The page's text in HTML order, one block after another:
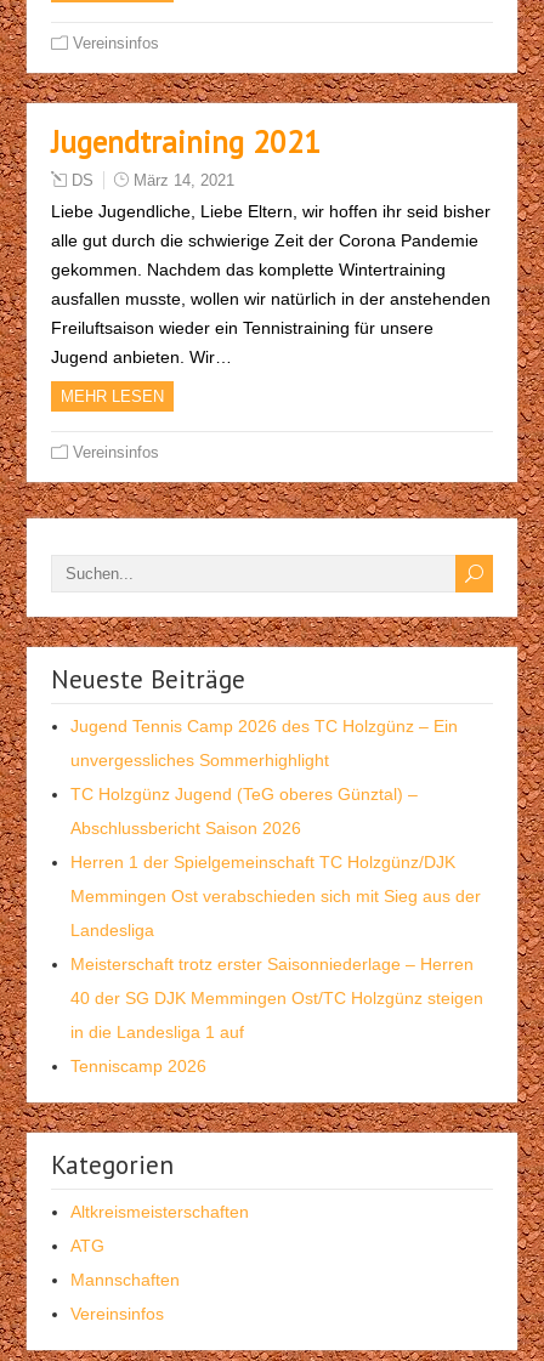
Vereinsinfos
Jugendtraining 2021
DS März 14, 2021
Liebe Jugendliche, Liebe Eltern, wir hoffen ihr seid bisher
alle gut durch die schwierige Zeit der Corona Pandemie
gekommen. Nachdem das komplette Wintertraining
ausfallen musste, wollen wir natürlich in der anstehenden
Freiluftsaison wieder ein Tennistraining für unsere
Jugend anbieten. Wir…
MEHR LESEN
Vereinsinfos
Neueste Beiträge
Jugend Tennis Camp 2026 des TC Holzgünz – Ein
unvergessliches Sommerhighlight
TC Holzgünz Jugend (TeG oberes Günztal) –
Abschlussbericht Saison 2026
Herren 1 der Spielgemeinschaft TC Holzgünz/DJK
Memmingen Ost verabschieden sich mit Sieg aus der
Landesliga
Meisterschaft trotz erster Saisonniederlage – Herren
40 der SG DJK Memmingen Ost/TC Holzgünz steigen
in die Landesliga 1 auf
Tenniscamp 2026
Kategorien
Altkreismeisterschaften
ATG
Mannschaften
Vereinsinfos